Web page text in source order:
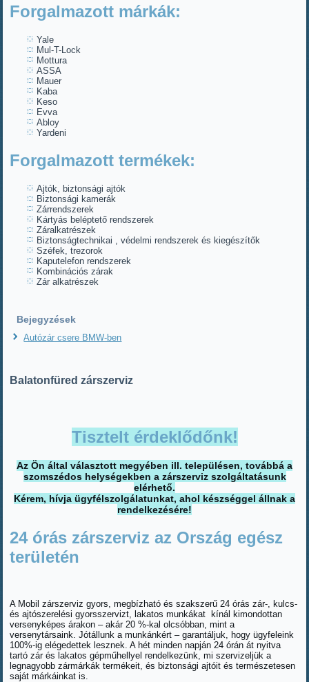
Forgalmazott márkák:
Yale
Mul-T-Lock
Mottura
ASSA
Mauer
Kaba
Keso
Evva
Abloy
Yardeni
Forgalmazott termékek:
Ajtók, biztonsági ajtók
Biztonsági kamerák
Zárrendszerek
Kártyás beléptető rendszerek
Záralkatrészek
Biztonságtechnikai , védelmi rendszerek és kiegészítők
Széfek, trezorok
Kaputelefon rendszerek
Kombinációs zárak
Zár alkatrészek
Bejegyzések
Autózár csere BMW-ben
Balatonfüred zárszerviz
Tisztelt érdeklődőnk!
Az Ön által választott megyében ill. településen, továbbá a
szomszédos helységekben a zárszerviz szolgáltatásunk
elérhető.
Kérem, hívja ügyfélszolgálatunkat, ahol készséggel állnak a
rendelkezésére!
24 órás zárszerviz az Ország egész
területén
A Mobil zárszerviz gyors, megbízható és szakszerű 24 órás zár-, kulcs-
és ajtószerelési gyorsszervizt, lakatos munkákat kínál kimondottan
versenyképes árakon – akár 20 %-kal olcsóbban, mint a
versenytársaink. Jótállunk a munkánkért – garantáljuk, hogy ügyfeleink
100%-ig elégedettek lesznek. A hét minden napján 24 órán át nyitva
tartó zár és lakatos gépműhellyel rendelkezünk, mi szervizeljük a
legnagyobb zármárkák termékeit, és biztonsági ajtóit és természetesen
saját márkáinkat is.